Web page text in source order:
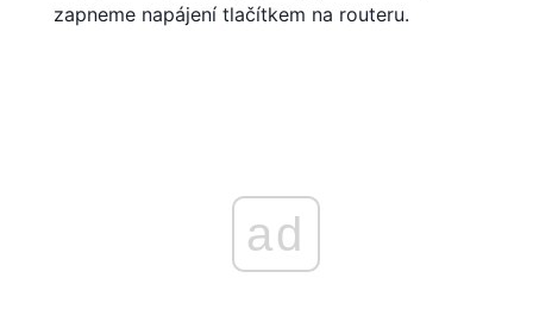
zapneme napájení tlačítkem na routeru.
ad